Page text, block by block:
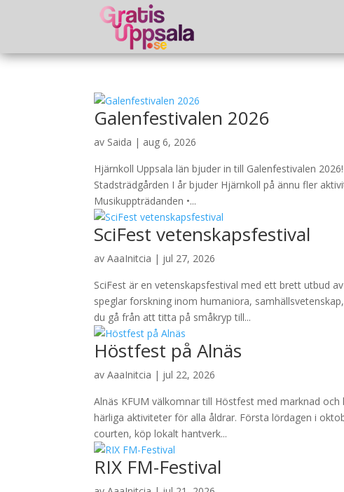
Galenfestivalen 2026
av Saida | aug 6, 2026
Hjärnkoll Uppsala län bjuder in till Galenfestivalen
Stadsträdgården I år bjuder Hjärnkoll på ännu fler
Musikuppträdanden •...
SciFest vetenskapsfestival
avAaaInitcia | jul 27, 2026
SciFest är en vetenskapsfestival med ett brett utbud
speglar forskning inom humaniora,
du gå från att titta på småkryp till...
Höstfest på Alnäs
avAaaInitcia | jul 22, 2026
Alnäs KFUM välkomnar till Höstfest med marknad
härliga aktiviteter för alla åldrar. Första lördagen i
courten, köp lokalt hantverk...
RIX FM-Festival